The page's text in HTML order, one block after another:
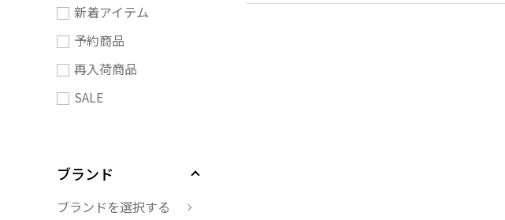
新着アイテム
予約商品
再入荷商品
SALE
ブランド
ブランドを選択する